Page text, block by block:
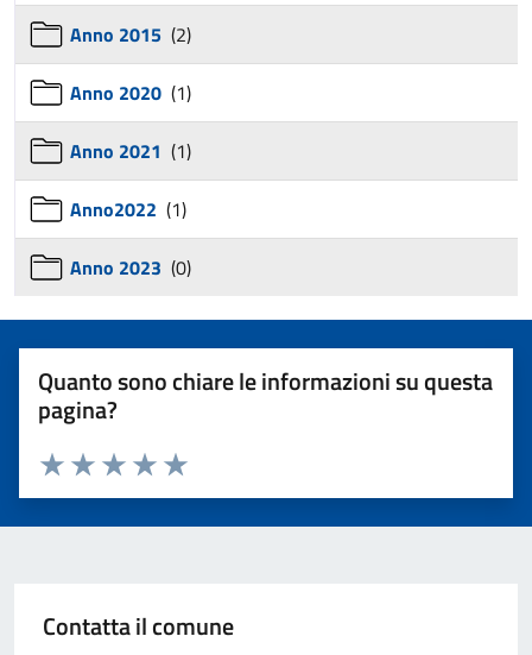
Anno 2015 (2)
Anno 2020 (1)
Anno 2021 (1)
Anno2022 (1)
Anno 2023 (0)
Quanto sono chiare le informazioni su questa
pagina?
Valuta 5 stelle su 5
Valuta 4 stelle su 5
Valuta 3 stelle su 5
Valuta 2 stelle su 5
Valuta 1 stelle su 5
Contatta il comune